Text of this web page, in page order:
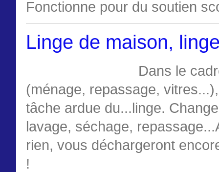
Fonctionne pour du soutien
Linge de maison,
Dans le
(ménage, repassage,
tâche ardue du...linge.
lavage, séchage,
rien, vous déchargeront
!